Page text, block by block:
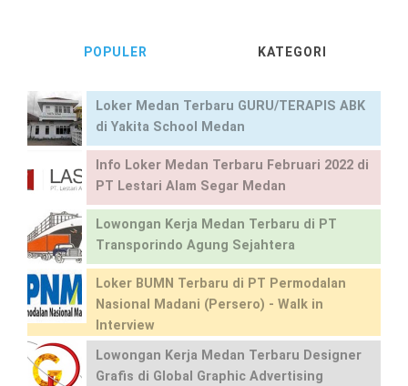
POPULER KATEGORI
Loker Medan Terbaru GURU/TERAPIS ABK
di Yakita School Medan
Info Loker Medan Terbaru Februari 2022 di
PT Lestari Alam Segar Medan
Lowongan Kerja Medan Terbaru di PT
Transporindo Agung Sejahtera
Loker BUMN Terbaru di PT Permodalan
Nasional Madani (Persero) - Walk in
Interview
Lowongan Kerja Medan Terbaru Designer
Grafis di Global Graphic Advertising